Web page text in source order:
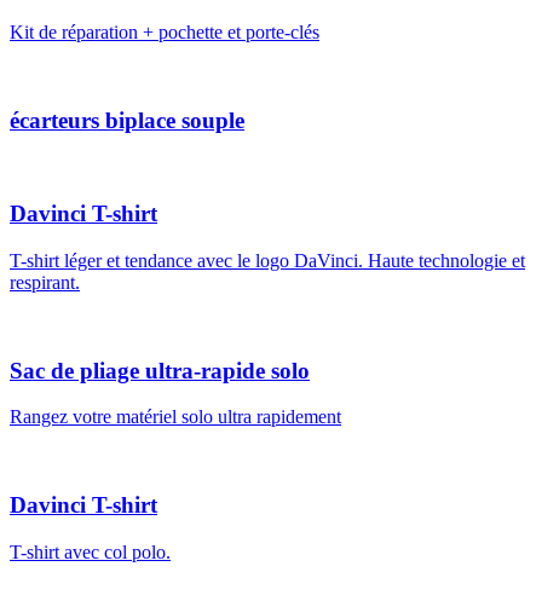
Kit de réparation + pochette et porte-clés
écarteurs biplace souple
Davinci T-shirt
T-shirt léger et tendance avec le logo DaVinci. Haute technologie et
respirant.
Sac de pliage ultra-rapide solo
Rangez votre matériel solo ultra rapidement
Davinci T-shirt
T-shirt avec col polo.